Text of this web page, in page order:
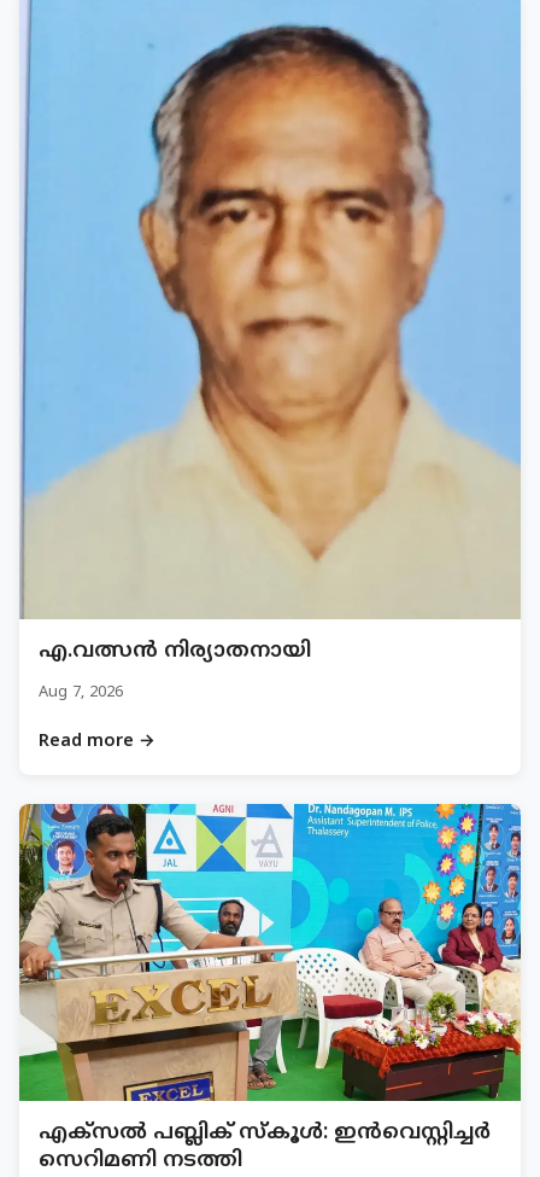
എ.വത്സൻ നിര്യാതനായി
Aug 7, 2026
Read more →
എക്സൽ പബ്ലിക് സ്കൂൾ: ഇൻവെസ്റ്റിച്ചർ
സെറിമണി നടത്തി